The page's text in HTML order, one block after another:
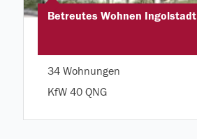
Betreutes Wohnen Ingolstadt
34 Wohnungen
KfW 40 QNG